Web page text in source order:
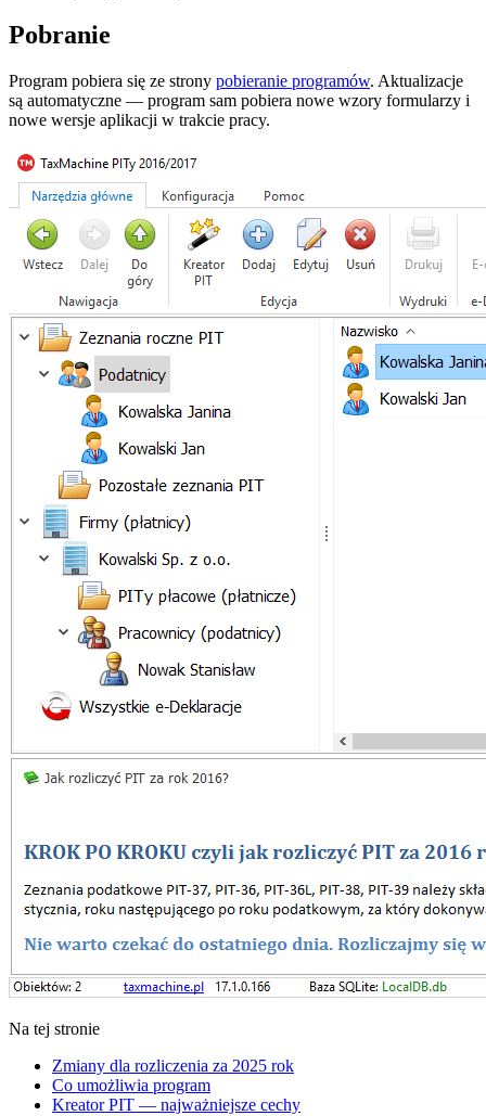
Pobranie
Program pobiera się ze strony pobieranie programów. Aktualizacje
są automatyczne — program sam pobiera nowe wzory formularzy i
nowe wersje aplikacji w trakcie pracy.
Na tej stronie
Zmiany dla rozliczenia za 2025 rok
Co umożliwia program
Kreator PIT — najważniejsze cechy